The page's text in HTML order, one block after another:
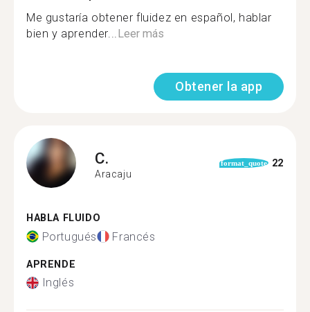
Me gustaría obtener fluidez en español, hablar
bien y aprender...Leer más
Obtener la app
C.
Aracaju
format_quote 22
HABLA FLUIDO
Portugués Francés
APRENDE
Inglés